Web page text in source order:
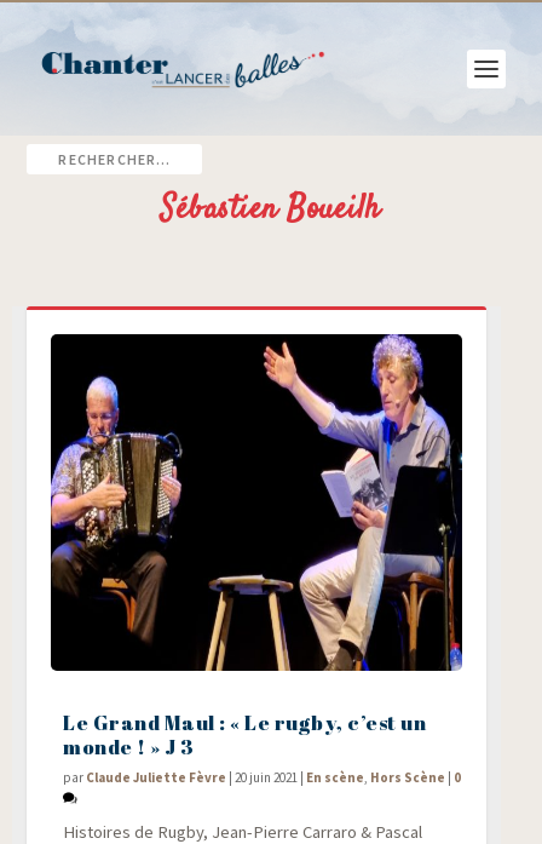
Sébastien Boueilh
Le Grand Maul : « Le rugby, c’est un
monde ! » J 3
par Claude Juliette Fèvre |20 juin 2021 | En scène Hors Scène | 0
His­toires de Rug­by, Jean-Pierre Car­ra­ro & Pas­cal